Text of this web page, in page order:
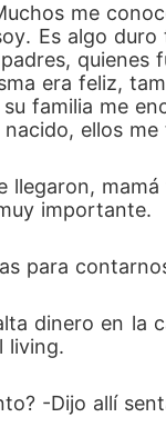
me
Es algo
era feliz,
familia me
ellos
llegaron,
importante.
para
dinero en la
living.
-Dijo allí